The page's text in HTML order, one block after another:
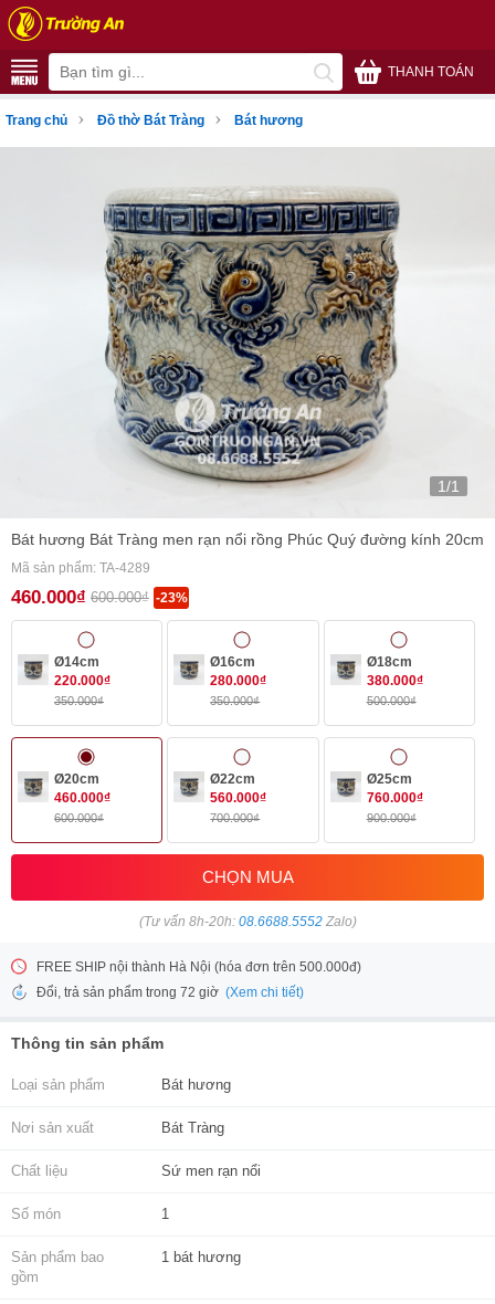
THANH TOÁN
Trang chủ › Đồ thờ Bát Tràng › Bát hương
1/1
Bát hương Bát Tràng men rạn nổi rồng Phúc Quý đường kính 20cm
Mã sản phẩm: TA-4289
460.000₫ 600.000₫ -23%
Ø14cm
220.000₫
350.000₫
Ø16cm
280.000₫
350.000₫
Ø18cm
380.000₫
500.000₫
Ø20cm
460.000₫
600.000₫
Ø22cm
560.000₫
700.000₫
Ø25cm
760.000₫
900.000₫
CHỌN MUA
(Tư vấn 8h-20h: 08.6688.5552Zalo)
FREE SHIP nội thành Hà Nội (hóa đơn trên 500.000đ)
Đổi, trả sản phẩm trong 72 giờ (Xem chi tiết)
Thông tin sản phẩm
Loại sản phẩm Bát hương
Nơi sản xuất Bát Tràng
Chất liệu Sứ men rạn nổi
Số món 1
Sản phẩm bao
gồm
1 bát hương